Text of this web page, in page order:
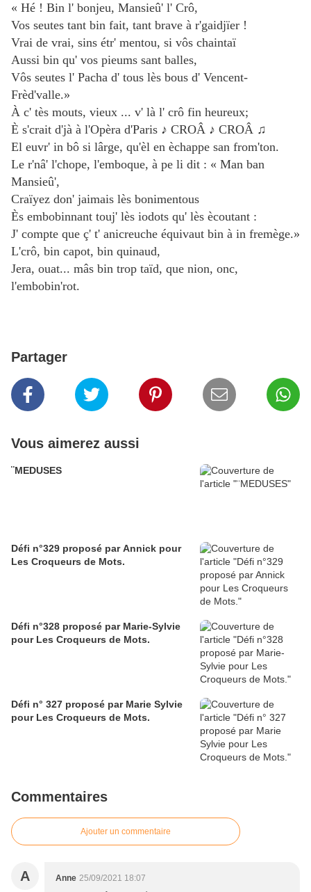
« Hé ! Bin l' bonjeu, Mansieû' l' Crô,
Vos seutes tant bin fait, tant brave à r'gaidjïer !
Vrai de vrai, sins étr' mentou, si vôs chaintaï
Aussi bin qu' vos pieums sant balles,
Vôs seutes l' Pacha d' tous lès bous d' Vencent-
Frèd'valle.»
À c' tès mouts, vieux ... v' là l' crô fin heureux;
È s'crait d'jà à l'Opèra d'Paris ♪ CROÂ ♪ CROÂ ♫
El euvr' in bô si lârge, qu'èl en èchappe san from'ton.
Le r'nâ' l'chope, l'emboque, à pe li dit : « Man ban
Mansieû',
Craïyez don' jaimais lès bonimentous
Ès embobinnant touj' lès iodots qu' lès ècoutant :
J' compte que ç' t' anicreuche équivaut bin à in fremège.»
L'crô, bin capot, bin quinaud,
Jera, ouat... mâs bin trop taïd, que nion, onc,
l'embobin'rot.
Partager
Vous aimerez aussi
¨MEDUSES
Défi n°329 proposé par Annick pour
Les Croqueurs de Mots.
Défi n°328 proposé par Marie-Sylvie
pour Les Croqueurs de Mots.
Défi n° 327 proposé par Marie Sylvie
pour Les Croqueurs de Mots.
Commentaires
Ajouter un commentaire
A Anne 25/09/2021 18:07